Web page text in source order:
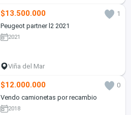
$13.500.000
1
Peugeot partner l2 2021
2021
Viña del Mar
$12.000.000
0
Vendo camionetas por recambio
2018